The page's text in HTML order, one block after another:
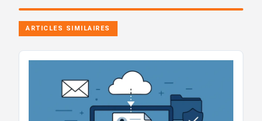
ARTICLES SIMILAIRES